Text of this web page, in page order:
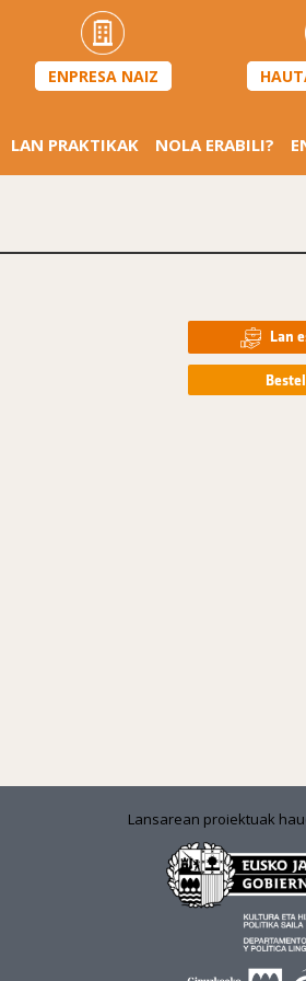
ENPRESA NAIZ
LAN PRAKTIKAK NOLA ERABILI?
Lan
Lansarean proiektuak